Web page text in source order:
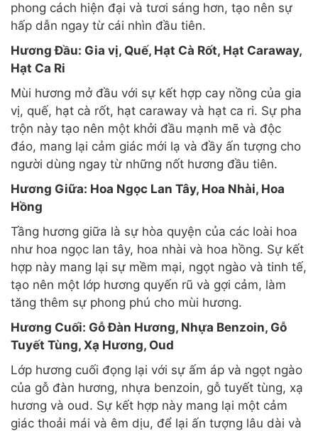
phong cách hiện đại và tươi sáng hơn, tạo nên sự
hấp dẫn ngay từ cái nhìn đầu tiên.
Hương Đầu: Gia vị, Quế, Hạt Cà Rốt, Hạt Caraway,
Hạt Ca Ri
Mùi hương mở đầu với sự kết hợp cay nồng của gia
vị, quế, hạt cà rốt, hạt caraway và hạt ca ri. Sự pha
trộn này tạo nên một khởi đầu mạnh mẽ và độc
đáo, mang lại cảm giác mới lạ và đầy ấn tượng cho
người dùng ngay từ những nốt hương đầu tiên.
Hương Giữa: Hoa Ngọc Lan Tây, Hoa Nhài, Hoa
Hồng
Tầng hương giữa là sự hòa quyện của các loài hoa
như hoa ngọc lan tây, hoa nhài và hoa hồng. Sự kết
hợp này mang lại sự mềm mại, ngọt ngào và tinh tế,
tạo nên một lớp hương quyến rũ và gợi cảm, làm
tăng thêm sự phong phú cho mùi hương.
Hương Cuối: Gỗ Đàn Hương, Nhựa Benzoin, Gỗ
Tuyết Tùng, Xạ Hương, Oud
Lớp hương cuối đọng lại với sự ấm áp và ngọt ngào
của gỗ đàn hương, nhựa benzoin, gỗ tuyết tùng, xạ
hương và oud. Sự kết hợp này mang lại một cảm
giác thoải mái và êm dịu, để lại ấn tượng lâu dài và